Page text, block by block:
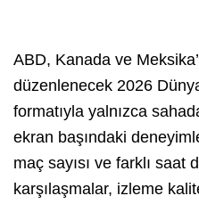
ABD, Kanada ve
düzenlenecek 2026
formatıyla yalnızca
ekran başındaki
maç sayısı ve farklı saat
karşılaşmalar, izleme